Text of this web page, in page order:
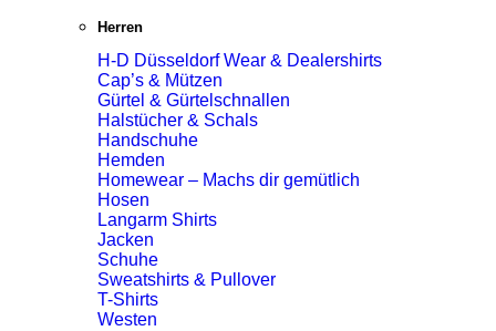
Herren
H-D Düsseldorf Wear & Dealershirts
Cap’s & Mützen
Gürtel & Gürtelschnallen
Halstücher & Schals
Handschuhe
Hemden
Homewear – Machs dir gemütlich
Hosen
Langarm Shirts
Jacken
Schuhe
Sweatshirts & Pullover
T-Shirts
Westen